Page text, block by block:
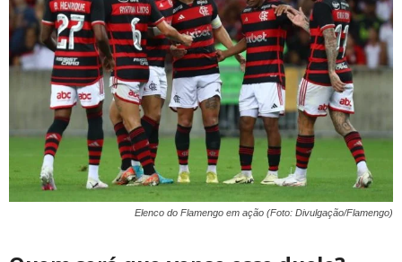
Elenco do Flamengo em ação (Foto: Divulgação/Flamengo)